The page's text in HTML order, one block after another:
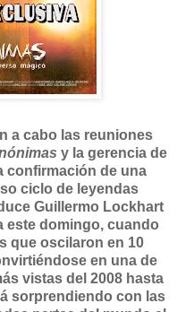
a cabo las reuniones
y la gerencia de
confirmación de una
ciclo de leyendas
Guillermo Lockhart
este domingo, cuando
que oscilaron en 10
en una de
vistas del 2008 hasta
sorprendiendo con las